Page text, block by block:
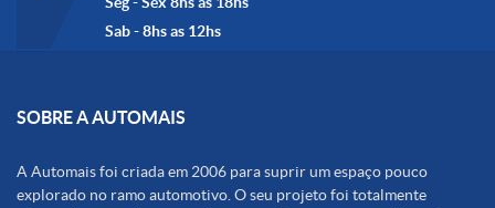
Sab - 8hs as 12hs
SOBRE A AUTOMAIS
A Automais foi criada em 2006 para suprir um espaço pouco
explorado no ramo automotivo. O seu projeto foi totalmente